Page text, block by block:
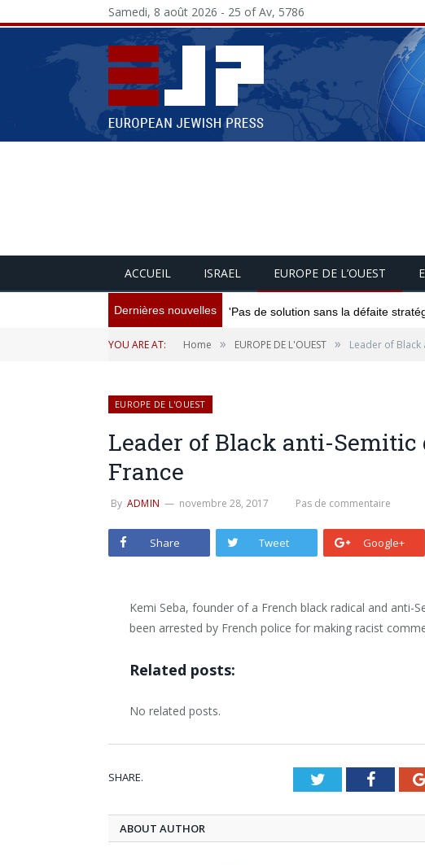
Samedi, 8 août 2026 - 25 of Av, 5786
ACCUEIL ISRAEL EUROPE DE L’OUEST
Dernières nouvelles 'Pas de solution sans la défaite
YOU ARE AT: Home » EUROPE DE L'OUEST » Leader of
EUROPE DE L'OUEST
Leader of Black anti-Semitic
France
By ADMIN novembre 28, 2017 Pas de commentaire
Share Tweet Google+
Kemi Seba, founder of a French black radical and anti-
been arrested by French police for making racist
Related posts:
No related posts.
SHARE. Twitter
ABOUT AUTHOR